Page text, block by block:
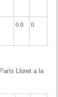
0.0 0
Lloret a la